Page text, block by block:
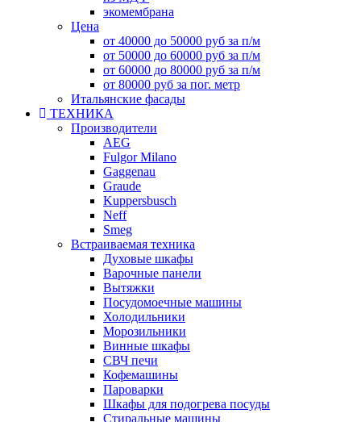
экомембрана
Цена
от 40000 до 50000 руб за п/м
от 50000 до 60000 руб за п/м
от 60000 до 80000 руб за п/м
от 80000 руб за пог. метр
Итальянские фасады
ТЕХНИКА
Производители
AEG
Fulgor Milano
Gaggenau
Graude
Kuppersbusch
Neff
Smeg
Встраиваемая техника
Духовые шкафы
Варочные панели
Вытяжки
Посудомоечные машины
Холодильники
Морозильники
Винные шкафы
СВЧ печи
Кофемашины
Пароварки
Шкафы для подогрева посуды
Стиральные машины